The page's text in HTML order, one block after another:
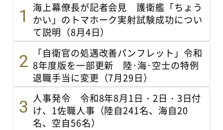
海上幕僚長が記者会見 護衛艦「ちょう
かい」のトマホーク実射試験成功につい
て説明（8月4日）
「自衛官の処遇改善パンフレット」令和
8年度版を一部更新 陸･海･空士の特例
退職手当に変更（7月29日）
人事発令 令和8年8月1日・2日・3日付
け、1佐職人事（陸自241名、海自20
名、空自56名）